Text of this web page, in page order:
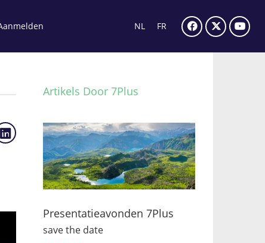
NL FR
Artikels Door 7Plus
Presentatieavonden 7Plus
save the date